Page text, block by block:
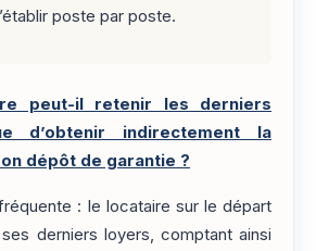
poste par poste.
peut-il retenir les derniers
d’obtenir indirectement la
dépôt de garantie ?
: le locataire sur le départ
derniers loyers, comptant ainsi